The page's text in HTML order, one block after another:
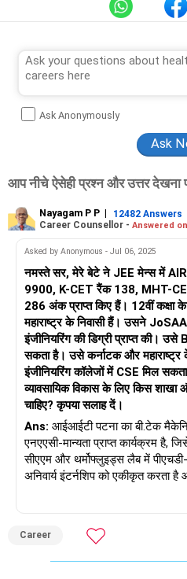
Ask Anonymously
आप नीचे ऐसेही प्रश्न और उत्तर
Nayagam P P | 12482 Answers
Career Counsellor - Answered
Asked by Anonymous - Jul 06, 2025
नमस्ते सर, मेरे बेटे ने JEE मेन्स में
9900, K-CET रैंक 138, MHT-
286 अंक प्राप्त किए हैं। 12वीं कक्षा के
महाराष्ट्र के निवासी हैं। उसने JoSAA काउंसिलिंग में IIT पटना मैकेनिकल
इंजीनियरिंग की डिग्री प्राप्त की। उसे
सकता है। उसे कर्नाटक और महाराष्ट्र
इंजीनियरिंग कॉलेजों में CSE मिल
व्यावसायिक विकास के लिए किस शाखा
चाहिए? कृपया सलाह दें।
Ans: आईआईटी पटना का बी.टेक
एनएएसी-मान्यता प्राप्त कार्यक्रम है,
सीएएम और थर्मोफ्लुइड्स लैब में पीएचडी-
अनिवार्य इंटर्नशिप को एकीकृत करता
छात्रों के लिए 81.5% प्लेसमेंट दर दर्ज
के साथ एनबीए-मान्यता प्राप्त, ~81%
रखता है, जिसमें ईसीई समूह आमतौर पर
और महाराष्ट्र के शीर्ष संस्थानों में
Career